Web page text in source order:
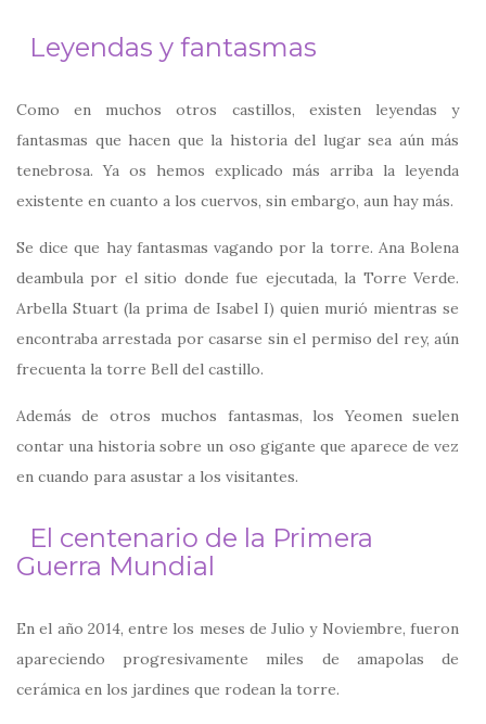
Leyendas y fantasmas
Como en muchos otros castillos, existen leyendas y
fantasmas que hacen que la historia del lugar sea aún más
tenebrosa. Ya os hemos explicado más arriba la leyenda
existente en cuanto a los cuervos, sin embargo, aun hay más.
Se dice que hay fantasmas vagando por la torre. Ana Bolena
deambula por el sitio donde fue ejecutada, la Torre Verde.
Arbella Stuart (la prima de Isabel I) quien murió mientras se
encontraba arrestada por casarse sin el permiso del rey, aún
frecuenta la torre Bell del castillo.
Además de otros muchos fantasmas, los Yeomen suelen
contar una historia sobre un oso gigante que aparece de vez
en cuando para asustar a los visitantes.
El centenario de la Primera
Guerra Mundial
En el año 2014, entre los meses de Julio y Noviembre, fueron
apareciendo progresivamente miles de amapolas de
cerámica en los jardines que rodean la torre.